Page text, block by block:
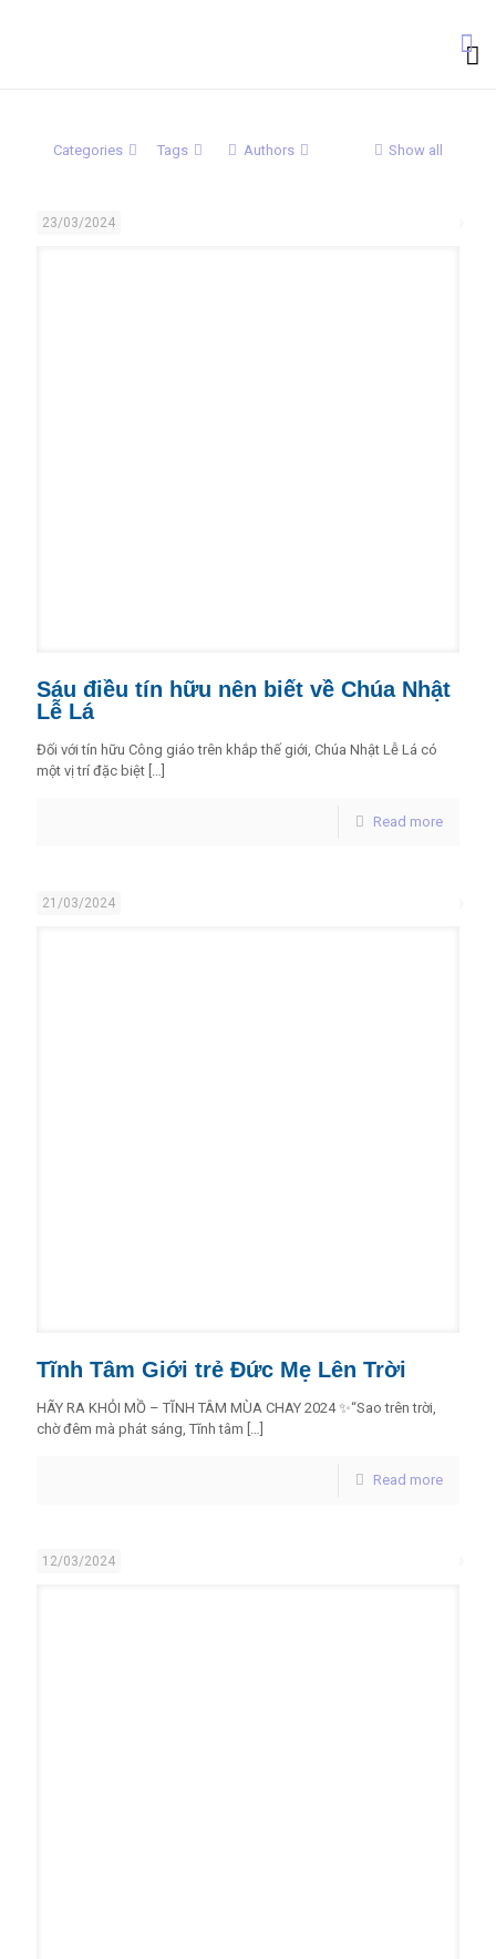
Categories Tags Authors Show all
23/03/2024
Sáu điều tín hữu nên biết về Chúa Nhật
Lễ Lá
Đối với tín hữu Công giáo trên khắp thế giới, Chúa Nhật Lễ Lá có
một vị trí đặc biệt […]
Read more
21/03/2024
Tĩnh Tâm Giới trẻ Đức Mẹ Lên Trời
HÃY RA KHỎI MỒ – TĨNH TÂM MÙA CHAY 2024 ✨“Sao trên trời,
chờ đêm mà phát sáng, Tĩnh tâm […]
Read more
12/03/2024